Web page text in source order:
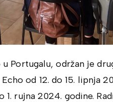
Portugalu, održan je
od 12. do 15. lipnja
rujna 2024. godine.